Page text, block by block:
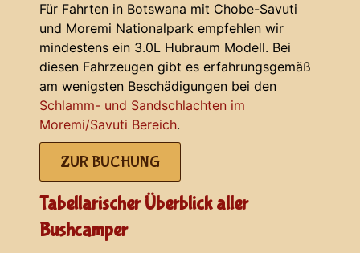
Für Fahrten in Botswana mit Chobe-Savuti
und Moremi Nationalpark empfehlen wir
mindestens ein 3.0L Hubraum Modell. Bei
diesen Fahrzeugen gibt es erfahrungsgemäß
am wenigsten Beschädigungen bei den
Schlamm- und Sandschlachten im
Moremi/Savuti Bereich.
ZUR BUCHUNG
Tabellarischer Überblick aller
Bushcamper